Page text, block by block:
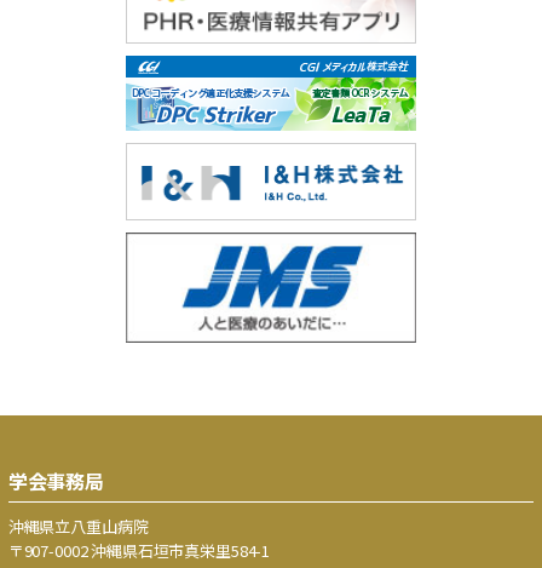
学会事務局
沖縄県立八重山病院
〒907-0002 沖縄県石垣市真栄里584-1